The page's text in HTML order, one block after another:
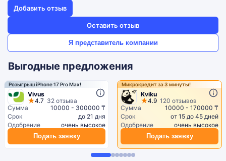
Добавить отзыв
Оставить отзыв
Я представитель компании
Выгодные предложения
Розыгрыш iPhone 17 Pro Max!
Vivus
4.7 32 отзыва
Сумма
10000 - 300000 ₸
Срок
до 21 дня
Одобрение
очень высокое
Подать заявку
Микрокредит за 3 минуты!
Kviku
4.9 120 отзывов
Сумма
10000 - 170000 ₸
Срок
от 15 до 45 дней
Одобрение
очень высокое
Подать заявку